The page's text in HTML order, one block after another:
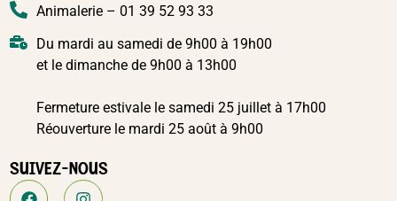
HAPKI LANIERES DE BACON 50G